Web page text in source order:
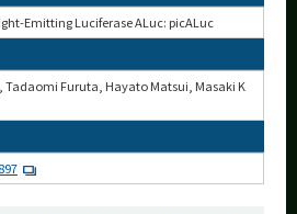
Emitting Luciferase ALuc: picALuc
Furuta, Hayato Matsui, Masaki K